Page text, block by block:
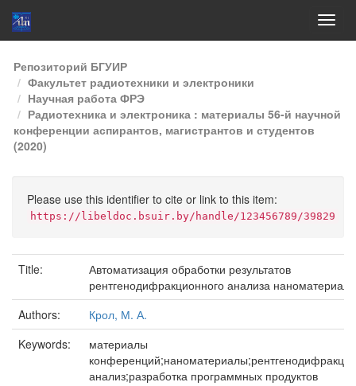
Skip
navigation
Репозиторий БГУИР
Факультет радиотехники и электроники
Научная работа ФРЭ
Радиотехника и электроника : материалы 56-й научной
конференции аспирантов, магистрантов и студентов
(2020)
Please use this identifier to cite or link to this item:
https://libeldoc.bsuir.by/handle/123456789/39829
Title:
Автоматизация обработки результатов
рентгенодифракционного анализа
Authors:
Крол, М. А.
Keywords:
материалы
анализ;разработка программных продуктов